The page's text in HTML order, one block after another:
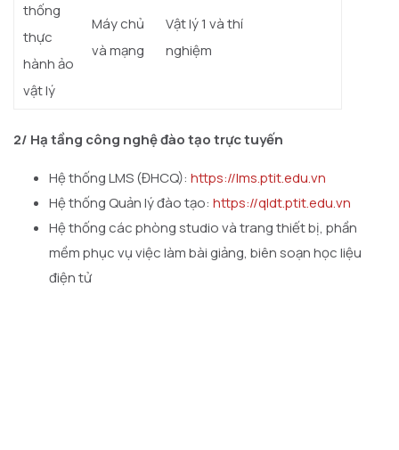
thống
thực
hành ảo
vật lý
Máy chủ
và mạng
Vật lý 1 và thí
nghiệm
2/ Hạ tầng công nghệ đào tạo trực tuyến
Hệ thống LMS (ĐHCQ): https://lms.ptit.edu.vn
Hệ thống Quản lý đào tạo: https://qldt.ptit.edu.vn
Hệ thống các phòng studio và trang thiết bị, phần
mềm phục vụ việc làm bài giảng, biên soạn học liệu
điện tử